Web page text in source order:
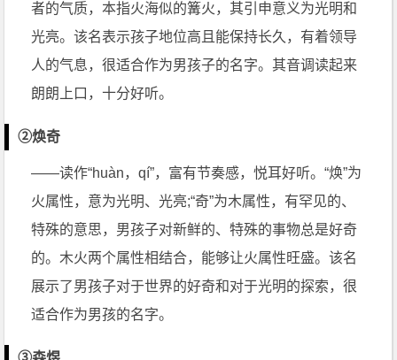
者的气质，本指火海似的篝火，其引申意义为光明和
光亮。该名表示孩子地位高且能保持长久，有着领导
人的气息，很适合作为男孩子的名字。其音调读起来
朗朗上口，十分好听。
②焕奇
——读作“huàn，qí”，富有节奏感，悦耳好听。“焕”为
火属性，意为光明、光亮;“奇”为木属性，有罕见的、
特殊的意思，男孩子对新鲜的、特殊的事物总是好奇
的。木火两个属性相结合，能够让火属性旺盛。该名
展示了男孩子对于世界的好奇和对于光明的探索，很
适合作为男孩的名字。